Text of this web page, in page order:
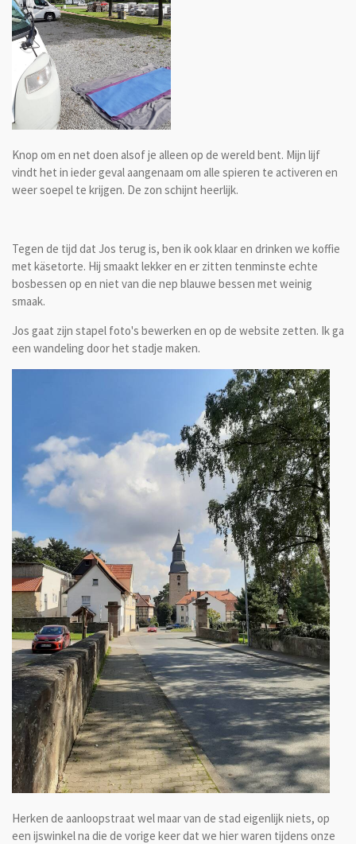
Knop om en net doen alsof je alleen op de wereld bent. Mijn lijf
vindt het in ieder geval aangenaam om alle spieren te activeren en
weer soepel te krijgen. De zon schijnt heerlijk.
Tegen de tijd dat Jos terug is, ben ik ook klaar en drinken we koffie
met käsetorte. Hij smaakt lekker en er zitten tenminste echte
bosbessen op en niet van die nep blauwe bessen met weinig
smaak.
Jos gaat zijn stapel foto's bewerken en op de website zetten. Ik ga
een wandeling door het stadje maken.
Herken de aanloopstraat wel maar van de stad eigenlijk niets, op
een ijswinkel na die de vorige keer dat we hier waren tijdens onze